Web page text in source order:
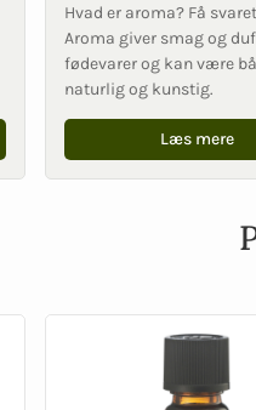
Hvad er aroma? Få
Aroma giver smag og
fødevarer og kan være
naturlig og kunstig.
Læs mere